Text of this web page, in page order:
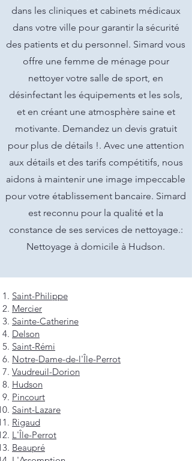
dans les cliniques et cabinets médicaux
dans votre ville pour garantir la sécurité
des patients et du personnel. Simard vous
offre une femme de ménage pour
nettoyer votre salle de sport, en
désinfectant les équipements et les sols,
et en créant une atmosphère saine et
motivante. Demandez un devis gratuit
pour plus de détails !. Avec une attention
aux détails et des tarifs compétitifs, nous
aidons à maintenir une image impeccable
pour votre établissement bancaire. Simard
est reconnu pour la qualité et la
constance de ses services de nettoyage.:
Nettoyage à domicile à Hudson.
Saint-Philippe
Mercier
Sainte-Catherine
Delson
Saint-Rémi
Notre-Dame-de-l'Île-Perrot
Vaudreuil-Dorion
Hudson
Pincourt
Saint-Lazare
Rigaud
L'Île-Perrot
Beaupré